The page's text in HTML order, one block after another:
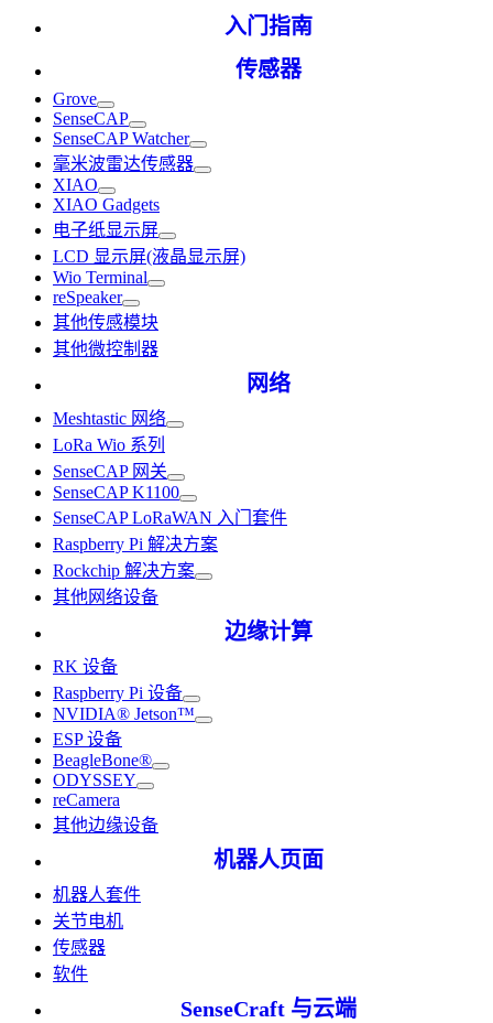
入门指南
传感器
Grove
SenseCAP
SenseCAP Watcher
毫米波雷达传感器
XIAO
XIAO Gadgets
电子纸显示屏
LCD 显示屏(液晶显示屏)
Wio Terminal
reSpeaker
其他传感模块
其他微控制器
网络
Meshtastic 网络
LoRa Wio 系列
SenseCAP 网关
SenseCAP K1100
SenseCAP LoRaWAN 入门套件
Raspberry Pi 解决方案
Rockchip 解决方案
其他网络设备
边缘计算
RK 设备
Raspberry Pi 设备
NVIDIA® Jetson™
ESP 设备
BeagleBone®
ODYSSEY
reCamera
其他边缘设备
机器人页面
机器人套件
关节电机
传感器
软件
SenseCraft 与云端